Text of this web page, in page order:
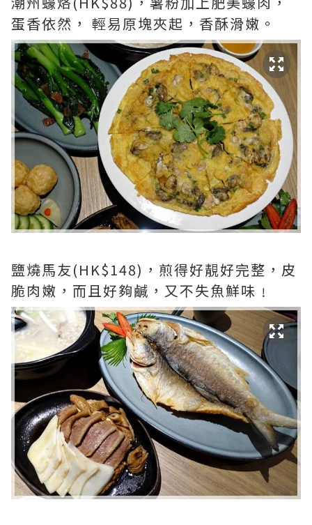
蛋香依然， 輕易原塊夾起，香酥滑嫩。
鹽燒馬友(HK$148)，煎得好靚好完整，皮
脆肉嫩，而且好夠鹹，又不失魚鮮味﹗